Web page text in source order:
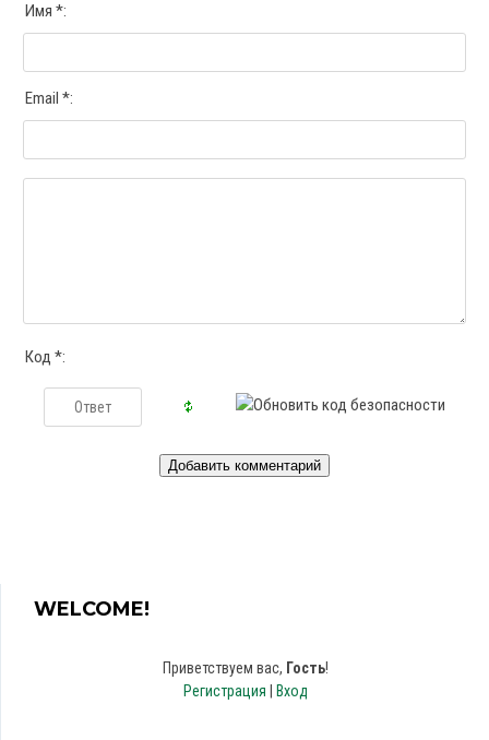
Имя *:
Email *:
Код *:
WELCOME!
Приветствуем вас, Гость!
Регистрация
Вход